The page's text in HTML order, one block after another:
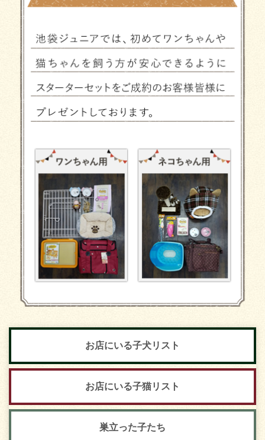
お店にいる子犬リスト
お店にいる子猫リスト
巣立った子たち